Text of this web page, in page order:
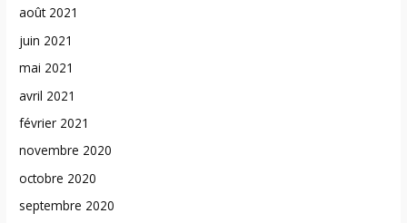
août 2021
juin 2021
mai 2021
avril 2021
février 2021
novembre 2020
octobre 2020
septembre 2020